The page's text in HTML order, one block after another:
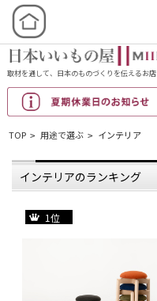
取材を通して、日本のものづくりを伝えるお店
TOP > 用途で選ぶ > インテリア
インテリアのランキング
1位